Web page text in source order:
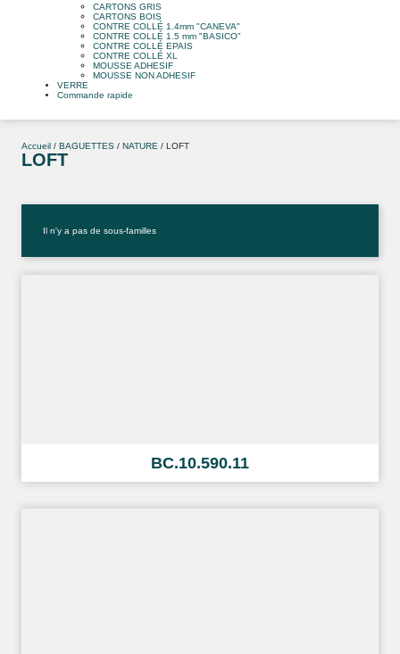
CARTONS GRIS
CARTONS BOIS
CONTRE COLLÉ 1.4mm "CANEVA"
CONTRE COLLÉ 1.5 mm "BASICO"
CONTRE COLLÉ EPAIS
CONTRE COLLÉ XL
MOUSSE ADHESIF
MOUSSE NON ADHESIF
VERRE
Commande rapide
Accueil / BAGUETTES / NATURE / LOFT
LOFT
BC.10.590.11